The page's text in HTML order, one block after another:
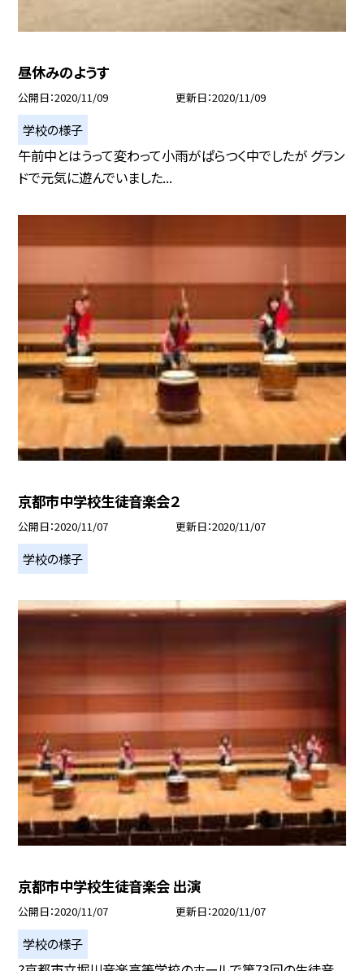
昼休みのようす
公開日 2020/11/09 更新日 2020/11/09
学校の様子
午前中とはうって変わって小雨がぱらつく中でしたが グラン
ドで元気に遊んでいました...
京都市中学校生徒音楽会２
公開日 2020/11/07 更新日 2020/11/07
学校の様子
京都市中学校生徒音楽会 出演
公開日 2020/11/07 更新日 2020/11/07
学校の様子